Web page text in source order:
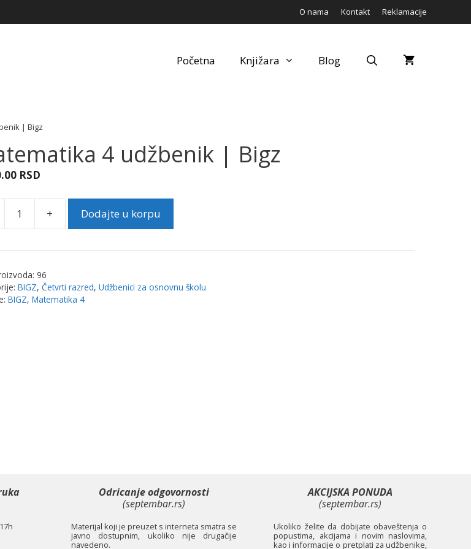
O nama Kontakt Reklamacije
Početna Knjižara Blog
| Bigz
4 udžbenik | Bigz
RSD
+ Dodajte u korpu
96
BIGZ, Četvrti razred, Udžbenici za osnovnu školu
BIGZ, Matematika 4
Odricanje odgovornosti
(septembar.rs)
Materijal koji je preuzet s interneta smatra se
javno dostupnim, ukoliko nije drugačije
navedeno.
AKCIJSKA PONUDA
(septembar.rs)
Ukoliko želite da dobijate obaveštenja o
popustima, akcijama i novim naslovima,
kao i informacije o pretplati za udžbenike,